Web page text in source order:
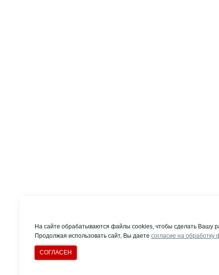
На сайте обрабатываются файлы cookies, чтобы сделать Вашу
Продолжая использовать сайт, Вы даете согласие на обработку
СОГЛАСЕН